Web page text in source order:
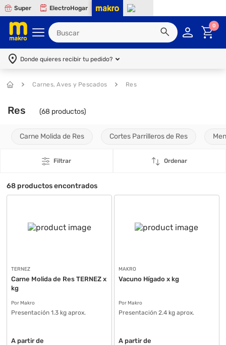
Super ElectroHogar
0
Donde quieres recibir tu pedido?
Carnes, Aves y Pescados Res
Res (68 productos)
Carne Molida de Res Cortes Parrilleros de Res
Filtrar Ordenar
68 productos encontrados
TERNEZ
Carne Molida de Res TERNEZ x
kg
Por Makro
Presentación 1.3 kg aprox.
A partir de
MAKRO
Vacuno Hígado x kg
Por Makro
Presentación 2.4 kg aprox.
A partir de